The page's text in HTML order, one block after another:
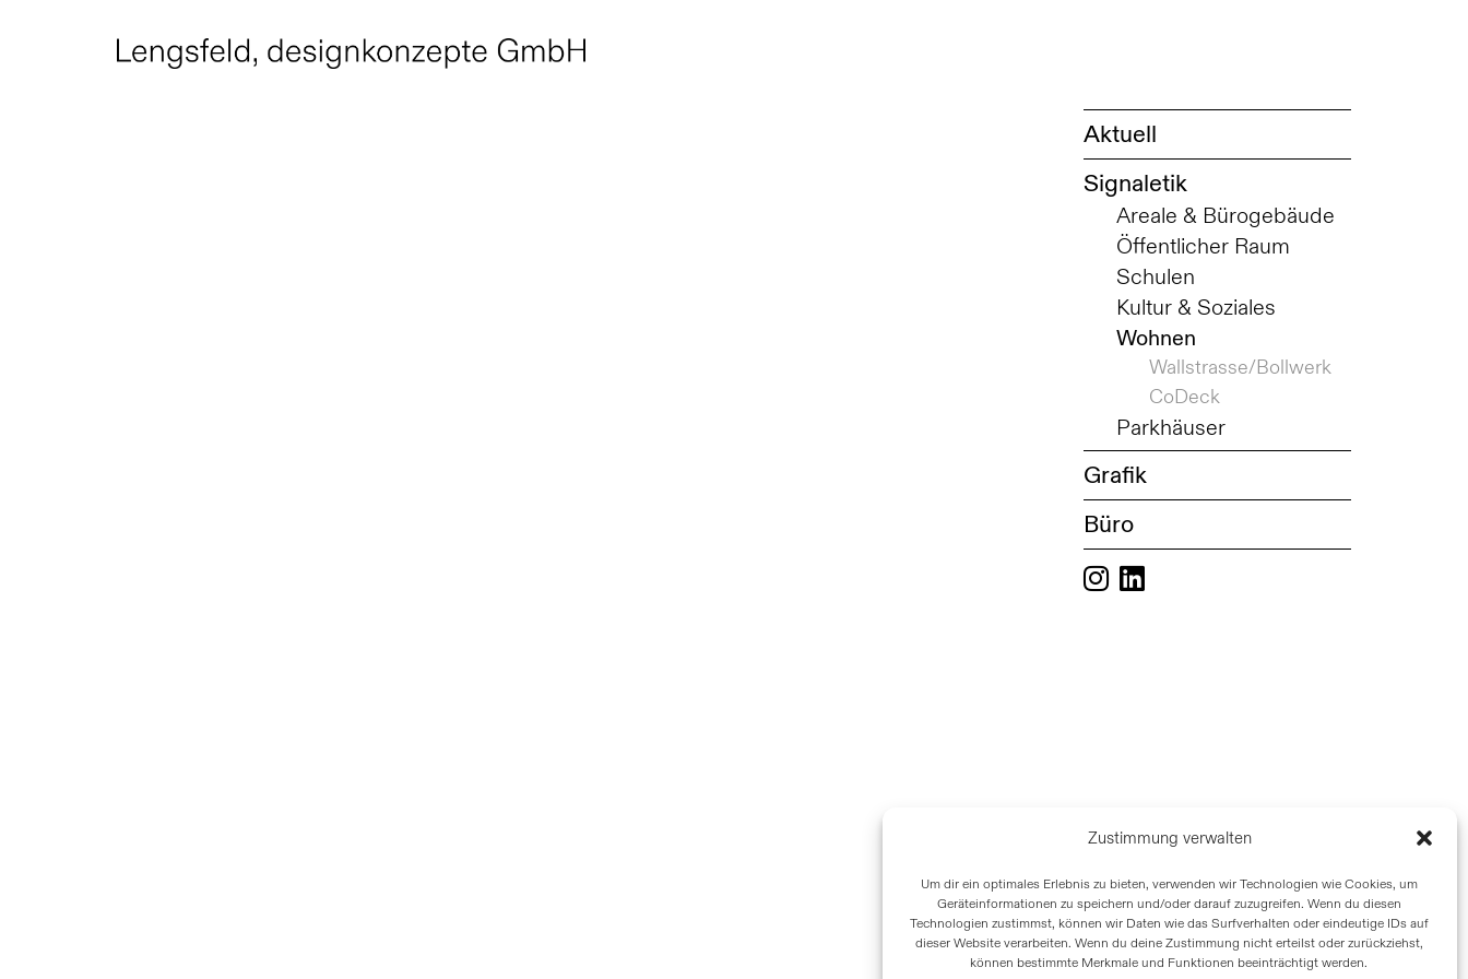
Zustimmung verwalten
Um dir ein optimales Erlebnis zu bieten, verwenden wir Technologien wie Cookies, um
Geräteinformationen zu speichern und/oder darauf zuzugreifen. Wenn du diesen
Technologien zustimmst, können wir Daten wie das Surfverhalten oder eindeutige IDs auf
dieser Website verarbeiten. Wenn du deine Zustimmung nicht erteilst oder zurückziehst,
können bestimmte Merkmale und Funktionen beeinträchtigt werden.
Aktuell
Signaletik
Areale & Bürogebäude
Öffentlicher Raum
Schulen
Kultur & Soziales
Wohnen
Wallstrasse/Bollwerk
CoDeck
Parkhäuser
Grafik
Büro